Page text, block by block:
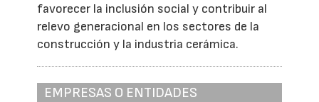
favorecer la inclusión social y contribuir al
relevo generacional en los sectores de la
construcción y la industria cerámica.
EMPRESAS O ENTIDADES